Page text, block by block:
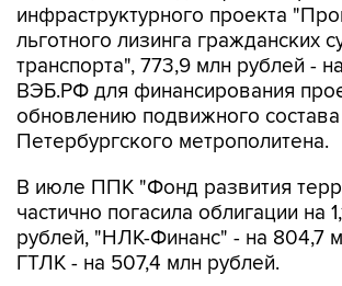
ВЭБ.РФ в июле досрочно
депозитов 1 трлн рублей,
финансирования ряда проектов,
по приобретению и
владение и лизинг вагонов
(КЖЦ-1 и КЖЦ-2) и по
Липецке, Курске и Краснодаре.
ФНБ Минфин РФ